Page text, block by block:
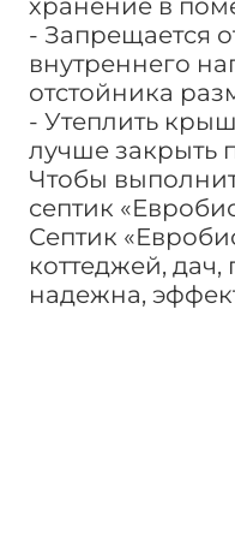
хранение в
- Запрещается
внутреннего
отстойника
- Утеплить
лучше закрыть
Чтобы
септик
Септик
коттеджей,
надежна,